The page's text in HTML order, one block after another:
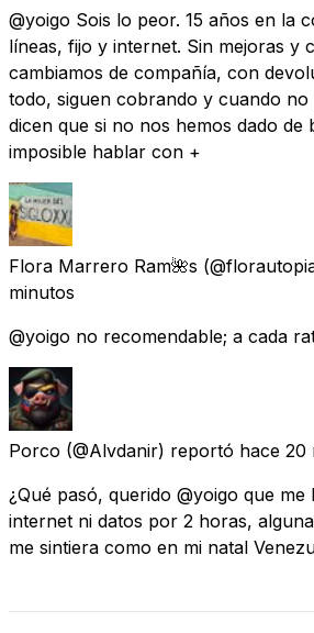
@yoigo Sois lo peor. 15 años en la
líneas, fijo y internet. Sin mejoras y
cambiamos de compañía, con
todo, siguen cobrando y cuando no
dicen que si no nos hemos dado de
imposible hablar con +
Flora Marrero Ram🌺s
minutos
@yoigo no recomendable; a cada
Porco (@Alvdanir) reportó hace 20
¿Qué pasó, querido @yoigo que me
internet ni datos por 2 horas,
me sintiera como en mi natal